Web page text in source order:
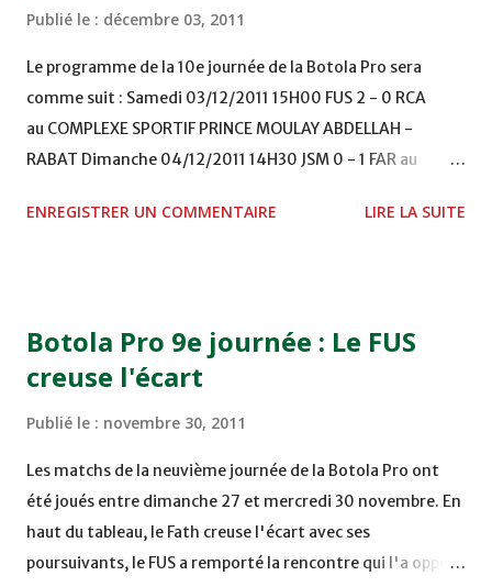
Publié le : décembre 03, 2011
Le programme de la 10e journée de la Botola Pro sera
comme suit : Samedi 03/12/2011 15H00 FUS 2 - 0 RCA
au COMPLEXE SPORTIF PRINCE MOULAY ABDELLAH -
RABAT Dimanche 04/12/2011 14H30 JSM 0 - 1 FAR au
TERRAIN EL ABDI - EL JADIDA 16h30 OCK 0 - 1 HUSA
Mardi 06/12/2011 15H00 WAF - OCS au COMPLEXE SPORTIF
DE FES - FES WAC - MAS Reporté pour cause de finale de la
ENREGISTRER UN COMMENTAIRE LIRE LA SUITE
Botola Pro 9e journée : Le FUS
creuse l'écart
Publié le : novembre 30, 2011
Les matchs de la neuvième journée de la Botola Pro ont
été joués entre dimanche 27 et mercredi 30 novembre. En
haut du tableau, le Fath creuse l'écart avec ses
poursuivants, le FUS a remporté la rencontre qui l'a opposé